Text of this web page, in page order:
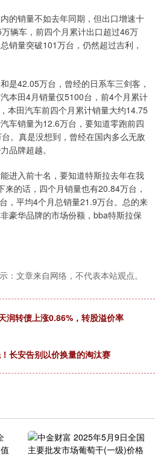
的销量不如去年同期，但出口增速十
辆车，前四个月累计出口超过46万
销量突破101万台，仍然超过吉利，
是42.05万台，曾经的日系车三剑客，
本田4月销量仅5100台，前4个月累计
本田汽车前四个月累计销量大约14.75
车销量为12.6万台，要知道零跑前四
。真是没想到，曾经在国内多么无敌
品牌超越。
进入前十名，要知道特斯拉去年在我
的话，四个月销量也有20.84万台，
，平均4个月总销量21.9万台。总的来
豪华品牌的市场份额，bba特斯拉保
：文章来自网络，不代表本站观点。
润转债上涨0.86%，转股溢价率
长安告别以价换量的淘汰赛